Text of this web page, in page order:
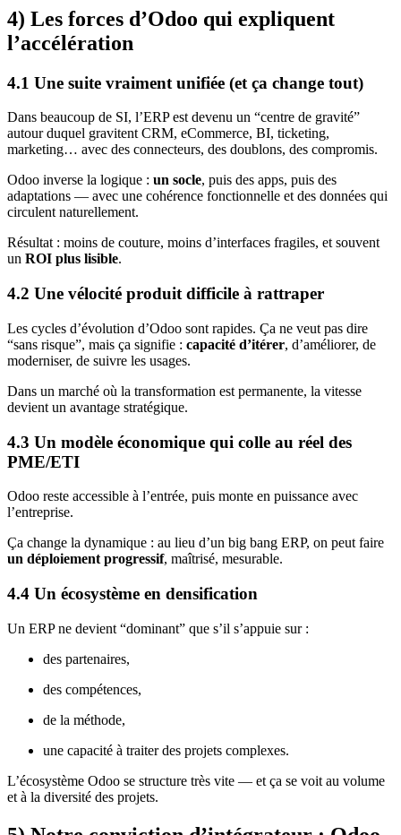
4) Les forces d’Odoo qui expliquent
l’accélération
4.1 Une suite vraiment unifiée (et ça change tout)
Dans beaucoup de SI, l’ERP est devenu un “centre de gravité”
autour duquel gravitent CRM, eCommerce, BI, ticketing,
marketing… avec des connecteurs, des doublons, des compromis.
Odoo inverse la logique : un socle, puis des apps, puis des
adaptations — avec une cohérence fonctionnelle et des données qui
circulent naturellement.
Résultat : moins de couture, moins d’interfaces fragiles, et souvent
un ROI plus lisible.
4.2 Une vélocité produit difficile à rattraper
Les cycles d’évolution d’Odoo sont rapides. Ça ne veut pas dire
“sans risque”, mais ça signifie : capacité d’itérer, d’améliorer, de
moderniser, de suivre les usages.
Dans un marché où la transformation est permanente, la vitesse
devient un avantage stratégique.
4.3 Un modèle économique qui colle au réel des
PME/ETI
Odoo reste accessible à l’entrée, puis monte en puissance avec
l’entreprise.
Ça change la dynamique : au lieu d’un big bang ERP, on peut faire
un déploiement progressif, maîtrisé, mesurable.
4.4 Un écosystème en densification
Un ERP ne devient “dominant” que s’il s’appuie sur :
des partenaires,
des compétences,
de la méthode,
une capacité à traiter des projets complexes.
L’écosystème Odoo se structure très vite — et ça se voit au volume
et à la diversité des projets.